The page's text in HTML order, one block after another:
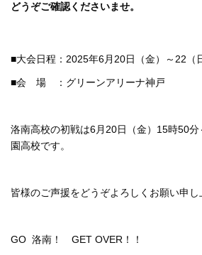
どうぞご確認くださいませ。
■大会日程：2025年6月20日（金）～22（
■会 場 ：グリーンアリーナ神戸
洛南高校の初戦は6月20日（金）15時50
園高校です。
皆様のご声援をどうぞよろしくお願い申し
GO 洛南！ GET OVER！！